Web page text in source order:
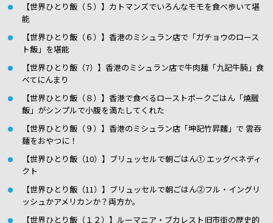
【世界ひとり飯（５）】カトマンズでいろんなモモを食べ歩いて堪
能
【世界ひとり飯（６）】香港のミシュラン店で「ガチョウのロース
ト飯」を堪能
【世界ひとり飯（7）】香港のミシュラン店で牛肉麺「九記牛腩」食
べてにんまり
【世界ひとり飯（８）】香港で食べるローストポークごはん「燒臘
飯」がシンプルで小腹を満たしてくれた
【世界ひとり飯（９）】香港のミシュラン店「坤記竹昇麵」で 雲吞
麺をおやつに！
【世界ひとり飯（10）】ブリュッセルで朝ごはん① エッグベネディ
クト
【世界ひとり飯（11）】ブリュッセルで朝ごはん②フル・イングリ
ッシュかアメリカンか？両方か。
【世界ひとり飯（１２）】ルーマニア・ブカレスト旧市街の歴史的